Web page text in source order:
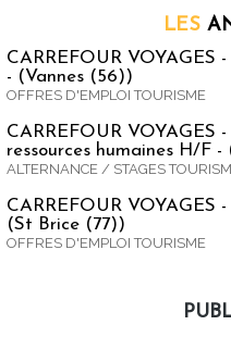
LES
CARREFOUR VOYAGES
- (Vannes (56))
OFFRES D'EMPLOI TOURISME
CARREFOUR
ressources humaines H/F
ALTERNANCE / STAGES
CARREFOUR VOYAGES
(St Brice (77))
OFFRES D'EMPLOI TOURISME